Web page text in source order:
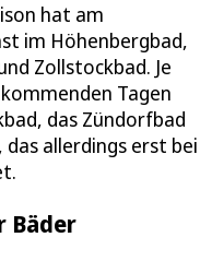
hat am
im Höhenbergbad,
Zollstockbad. Je
Tagen
das Zündorfbad
allerdings erst bei
Bäder